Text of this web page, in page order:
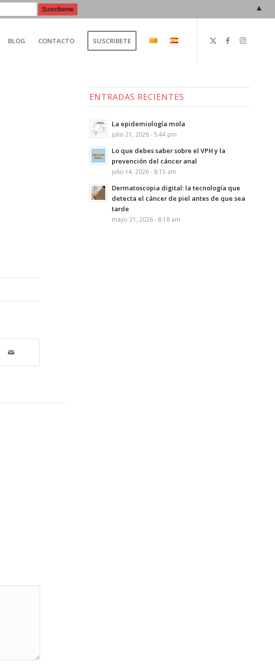
BLOG CONTACTO SUSCRIBETE
ENTRADAS RECIENTES
La epidemiología mola
julio 21, 2026 - 5:44 pm
Lo que debes saber sobre el VPH y la
prevención del cáncer anal
julio 14, 2026 - 8:15 am
Dermatoscopia digital: la tecnología que
detecta el cáncer de piel antes de que sea
tarde
mayo 21, 2026 - 8:18 am
▲